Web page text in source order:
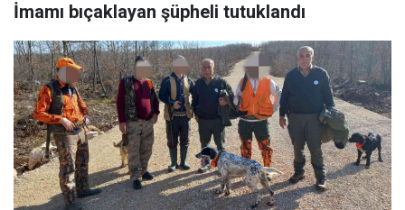
İmamı bıçaklayan şüpheli tutuklandı